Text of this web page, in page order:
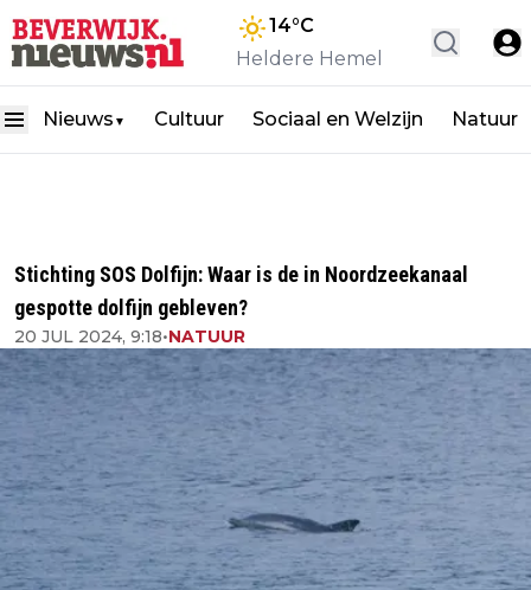
14°C
Heldere Hemel
Nieuws ▼ Cultuur Sociaal en Welzijn Natuur
Stichting SOS Dolfijn: Waar is de in Noordzeekanaal
gespotte dolfijn gebleven?
20 JUL 2024, 9:18•NATUUR